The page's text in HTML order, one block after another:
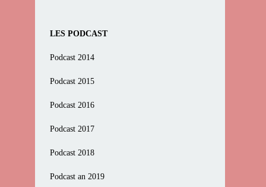
LES PODCAST
Podcast 2014
Podcast 2015
Podcast 2016
Podcast 2017
Podcast 2018
Podcast an 2019